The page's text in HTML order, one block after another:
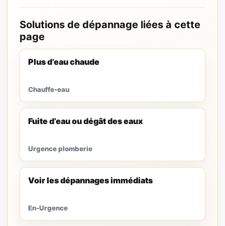
Solutions de dépannage liées à cette
page
Plus d’eau chaude
Chauffe-eau
Fuite d’eau ou dégât des eaux
Urgence plomberie
Voir les dépannages immédiats
En-Urgence